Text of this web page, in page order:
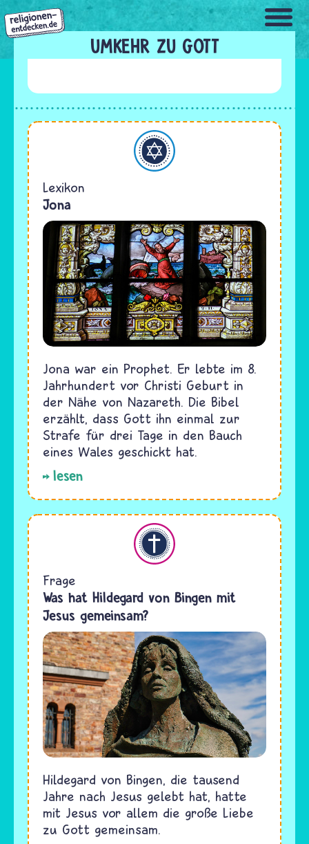
Direkt
zum
Inhalt
UMKEHR ZU GOTT
Judentum
Lexikon
Jona
Jona war ein Prophet. Er lebte im 8.
Jahrhundert vor Christi Geburt in
der Nähe von Nazareth. Die Bibel
erzählt, dass Gott ihn einmal zur
Strafe für drei Tage in den Bauch
eines Wales geschickt hat.
lesen
Christentum
Frage
Was hat Hildegard von Bingen mit
Jesus gemeinsam?
Hildegard von Bingen, die tausend
Jahre nach Jesus gelebt hat, hatte
mit Jesus vor allem die große Liebe
zu Gott gemeinsam.